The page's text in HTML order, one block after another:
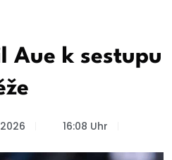
Aue k sestupu
16:08 Uhr